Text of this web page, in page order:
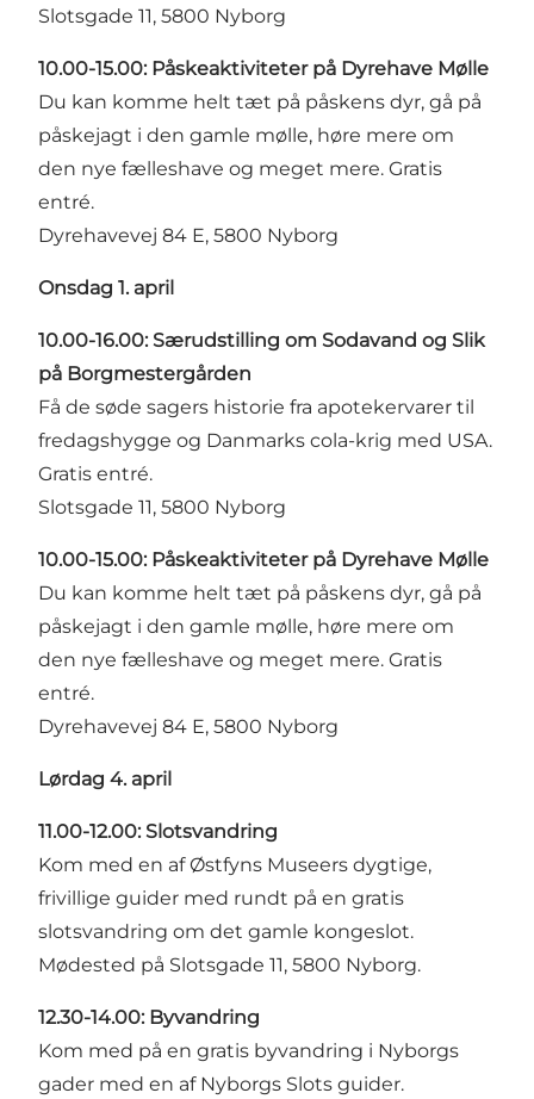
Slotsgade 11, 5800 Nyborg
10.00-15.00: Påskeaktiviteter på Dyrehave Mølle
Du kan komme helt tæt på påskens dyr, gå på
påskejagt i den gamle mølle, høre mere om
den nye fælleshave og meget mere. Gratis
entré.
Dyrehavevej 84 E, 5800 Nyborg
Onsdag 1. april
10.00-16.00: Særudstilling om Sodavand og Slik
på Borgmestergården
Få de søde sagers historie fra apotekervarer til
fredagshygge og Danmarks cola-krig med USA.
Gratis entré.
Slotsgade 11, 5800 Nyborg
10.00-15.00: Påskeaktiviteter på Dyrehave Mølle
Du kan komme helt tæt på påskens dyr, gå på
påskejagt i den gamle mølle, høre mere om
den nye fælleshave og meget mere. Gratis
entré.
Dyrehavevej 84 E, 5800 Nyborg
Lørdag 4. april
11.00-12.00: Slotsvandring
Kom med en af Østfyns Museers dygtige,
frivillige guider med rundt på en gratis
slotsvandring om det gamle kongeslot.
Mødested på Slotsgade 11, 5800 Nyborg.
12.30-14.00: Byvandring
Kom med på en gratis byvandring i Nyborgs
gader med en af Nyborgs Slots guider.